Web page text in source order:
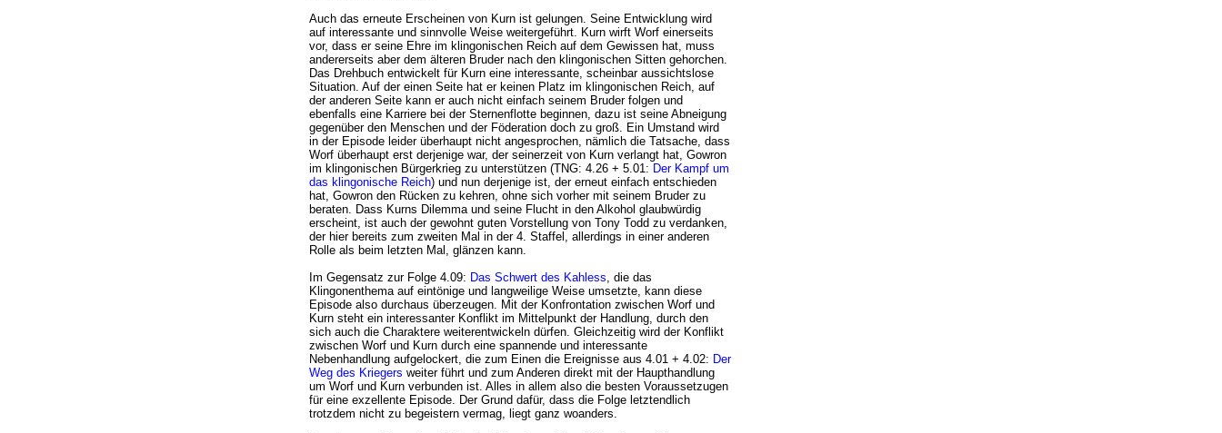
Auch das erneute Erscheinen von Kurn ist gelungen. Seine Entwicklung wird
auf interessante und sinnvolle Weise weitergeführt. Kurn wirft Worf einerseits
vor, dass er seine Ehre im klingonischen Reich auf dem Gewissen hat, muss
andererseits aber dem älteren Bruder nach den klingonischen Sitten gehorchen.
Das Drehbuch entwickelt für Kurn eine interessante, scheinbar aussichtslose
Situation. Auf der einen Seite hat er keinen Platz im klingonischen Reich, auf
der anderen Seite kann er auch nicht einfach seinem Bruder folgen und
ebenfalls eine Karriere bei der Sternenflotte beginnen, dazu ist seine Abneigung
gegenüber den Menschen und der Föderation doch zu groß. Ein Umstand wird
in der Episode leider überhaupt nicht angesprochen, nämlich die Tatsache, dass
Worf überhaupt erst derjenige war, der seinerzeit von Kurn verlangt hat, Gowron
im klingonischen Bürgerkrieg zu unterstützen (TNG: 4.26 + 5.01: Der Kampf um
das klingonische Reich) und nun derjenige ist, der erneut einfach entschieden
hat, Gowron den Rücken zu kehren, ohne sich vorher mit seinem Bruder zu
beraten. Dass Kurns Dilemma und seine Flucht in den Alkohol glaubwürdig
erscheint, ist auch der gewohnt guten Vorstellung von Tony Todd zu verdanken,
der hier bereits zum zweiten Mal in der 4. Staffel, allerdings in einer anderen
Rolle als beim letzten Mal, glänzen kann.
Im Gegensatz zur Folge 4.09: Das Schwert des Kahless, die das
Klingonenthema auf eintönige und langweilige Weise umsetzte, kann diese
Episode also durchaus überzeugen. Mit der Konfrontation zwischen Worf und
Kurn steht ein interessanter Konflikt im Mittelpunkt der Handlung, durch den
sich auch die Charaktere weiterentwickeln dürfen. Gleichzeitig wird der Konflikt
zwischen Worf und Kurn durch eine spannende und interessante
Nebenhandlung aufgelockert, die zum Einen die Ereignisse aus 4.01 + 4.02: Der
Weg des Kriegers weiter führt und zum Anderen direkt mit der Haupthandlung
um Worf und Kurn verbunden ist. Alles in allem also die besten Voraussetzugen
für eine exzellente Episode. Der Grund dafür, dass die Folge letztendlich
trotzdem nicht zu begeistern vermag, liegt ganz woanders.